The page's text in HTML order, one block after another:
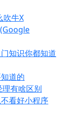
吹牛X
知识你都知道
道的
有啥区别
看好小程序